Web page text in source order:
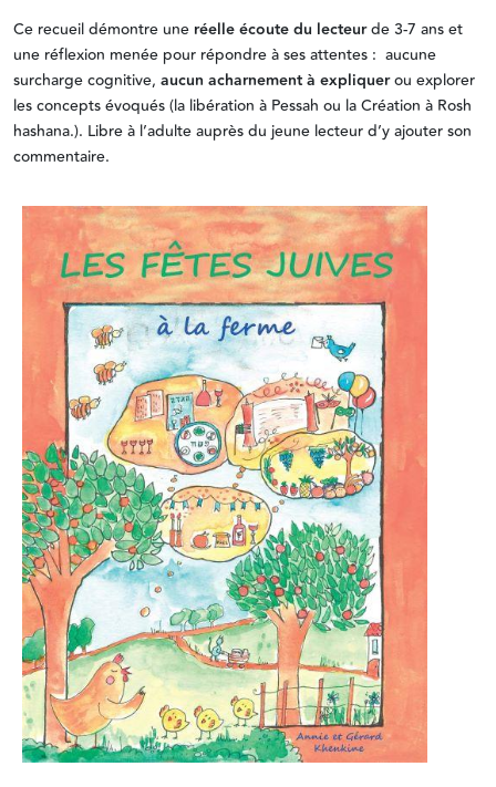
Ce recueil démontre une réelle écoute du lecteurde 3-7 ans et
une réflexion menée pour répondre à ses attentes : aucune
surcharge cognitive, aucun acharnement à expliquerou explorer
les concepts évoqués (la libération à Pessah ou la Création à Rosh
hashana.). Libre à l’adulte auprès du jeune lecteur d’y ajouter son
commentaire.